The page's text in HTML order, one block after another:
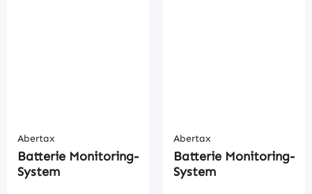
Abertax
Batterie Monitoring-
System
Abertax
Batterie Monitoring-
System